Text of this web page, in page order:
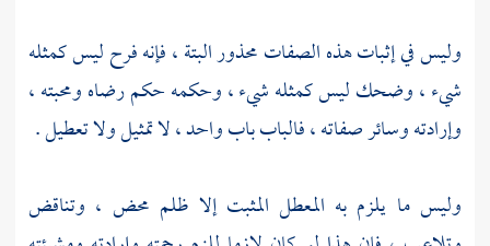
وليس في إثبات هذه الصفات محذور البتة ، فإنه فرح ليس كمثله
شيء ، وضحك ليس كمثله شيء ، وحكمه حكم رضاه ومحبته ،
وإرادته وسائر صفاته ، فالباب باب واحد ، لا تمثيل ولا تعطيل .
وليس ما يلزم به المعطل المثبت إلا ظلم محض ، وتناقض